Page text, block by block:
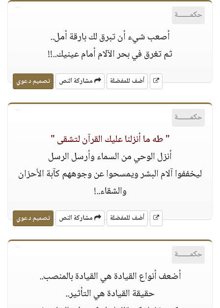
حكمــــــة
أصعب شيء أن تبرق لك بارقة أمل..
ثم تغرق في بحر اﻵﻻم أمام عينيك..!!
أضف للمفضلة مشاركة النص تصميم دعوي
حكمــــــة
" طه ما أنزلنا عليك القرآن لتشقى "
أنزل الوحي من السماء وأرسل الرسل
ليخففوا آﻻم البشر ويمسحوا عن وجوههم كآبة اﻷحزان
والشقاء..!
أضف للمفضلة مشاركة النص تصميم دعوي
حكمــــــة
أضعف أنواع القيادة هي القيادة بالمنصب..
حقيقة القيادة هي التأثير..